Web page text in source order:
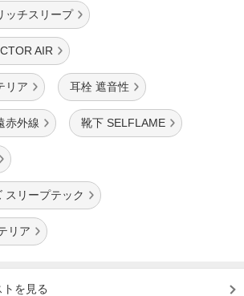
ッチスリープ
AIR
リア 耳栓 遮音性
赤外線 靴下 SELFLAME
スリープテック
リア
を見る